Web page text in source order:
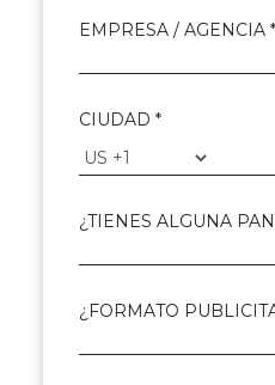
EMPRESA / AGENCIA *
CIUDAD *
¿TIENES ALGUNA
¿FORMATO